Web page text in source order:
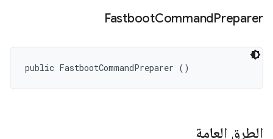
FastbootCommandPreparer
public FastbootCommandPreparer ()
الطرق العامة